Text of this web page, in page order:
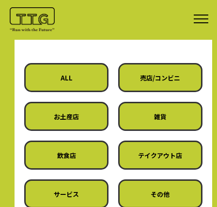
ALL 売店/コンビニ
お土産店 雑貨
飲食店 テイクアウト店
サービス その他